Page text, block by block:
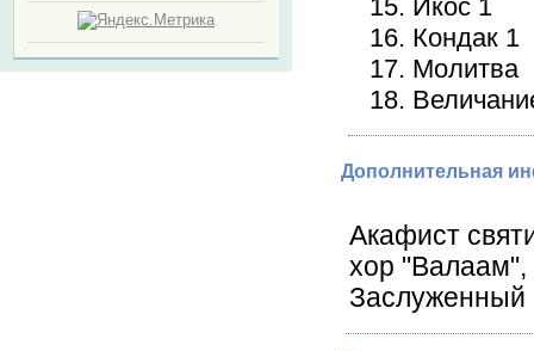
15. Икос 1
16. Кондак 1
17. Молитва
18.
Дополнительная
Акафист
хор "Валаам",
Заслуженный